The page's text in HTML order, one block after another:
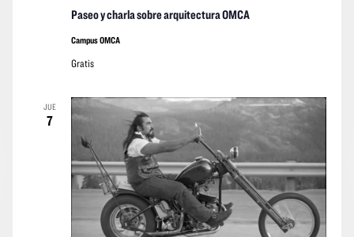
Paseo y charla sobre arquitectura OMCA
Campus OMCA
Gratis
JUE
7